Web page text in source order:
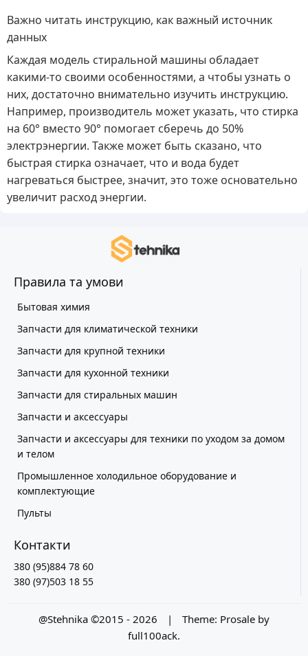
Важно читать инструкцию, как важный источник
данных
Каждая модель стиральной машины обладает
какими-то своими особенностями, а чтобы узнать о
них, достаточно внимательно изучить инструкцию.
Например, производитель может указать, что стирка
на 60° вместо 90° помогает сберечь до 50%
электрэнергии. Также может быть сказано, что
быстрая стирка означает, что и вода будет
нагреваться быстрее, значит, это тоже основательно
увеличит расход энергии.
Правила та умови
Бытовая химия
Запчасти для климатической техники
Запчасти для крупной техники
Запчасти для кухонной техники
Запчасти для стиральных машин
Запчасти и аксессуары
Запчасти и аксессуары для техники по уходом за домом
и телом
Промышленное холодильное оборудование и
комплектующие
Пульты
Контакти
380 (95)884 78 60
380 (97)503 18 55
@Stehnika ©2015 - 2026 | Theme: Prosale by
full100ack.